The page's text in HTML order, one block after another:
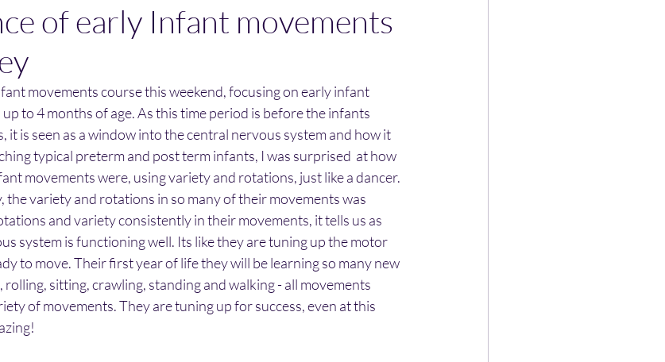
of early Infant movements
movements course this weekend, focusing on early infant
to 4 months of age. As this time period is before the infants
is seen as a window into the central nervous system and how it
typical preterm and post term infants, I was surprised  at how
movements were, using variety and rotations, just like a dancer.
the variety and rotations in so many of their movements was
and variety consistently in their movements, it tells us as
system is functioning well. Its like they are tuning up the motor
to move. Their first year of life they will be learning so many new
sitting, crawling, standing and walking - all movements
of movements. They are tuning up for success, even at this